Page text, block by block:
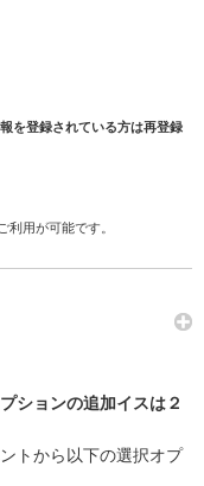
を登録されている方は再登録
利用が可能です。
ションの追加イスは２
トから以下の選択オプ